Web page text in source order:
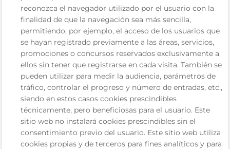
reconozca el navegador utilizado por el usuario con la
finalidad de que la navegación sea más sencilla,
permitiendo, por ejemplo, el acceso de los usuarios que
se hayan registrado previamente a las áreas, servicios,
promociones o concursos reservados exclusivamente a
ellos sin tener que registrarse en cada visita. También se
pueden utilizar para medir la audiencia, parámetros de
tráfico, controlar el progreso y número de entradas, etc.,
siendo en estos casos cookies prescindibles
técnicamente, pero beneficiosas para el usuario. Este
sitio web no instalará cookies prescindibles sin el
consentimiento previo del usuario. Este sitio web utiliza
cookies propias y de terceros para fines analíticos y para